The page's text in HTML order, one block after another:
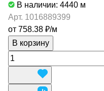
В наличии: 4440 м
Арт. 1016889399
от 758.38 ₽/м
В корзину